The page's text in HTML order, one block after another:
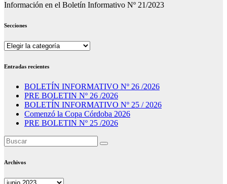
Información en el Boletín Informativo Nº 21/2023
Secciones
Secciones
Entradas recientes
BOLETÍN INFORMATIVO Nº 26 /2026
PRE BOLETIN Nº 26 /2026
BOLETÍN INFORMATIVO Nº 25 / 2026
Comenzó la Copa Córdoba 2026
PRE BOLETIN Nº 25 /2026
Archivos
Archivos